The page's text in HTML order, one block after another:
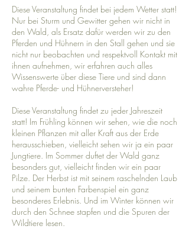
Diese Veranstaltung findet bei jedem Wetter statt!
Nur bei Sturm und Gewitter gehen wir nicht in
den Wald, als Ersatz dafür werden wir zu den
Pferden und Hühnern in den Stall gehen und sie
nicht nur beobachten und respektvoll Kontakt mit
ihnen aufnehmen, wir erfahren auch alles
Wissenswerte über diese Tiere und sind dann
wahre Pferde- und Hühnerversteher!
Diese Veranstaltung findet zu jeder Jahreszeit
statt! Im Frühling können wir sehen, wie die noch
kleinen Pflanzen mit aller Kraft aus der Erde
herausschieben, vielleicht sehen wir ja ein paar
Jungtiere. Im Sommer duftet der Wald ganz
besonders gut, vielleicht finden wir ein paar
Pilze. Der Herbst ist mit seinem raschelnden Laub
und seinem bunten Farbenspiel ein ganz
besonderes Erlebnis. Und im Winter können wir
durch den Schnee stapfen und die Spuren der
Wildtiere lesen.